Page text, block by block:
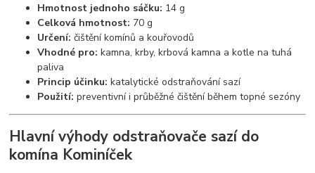
Hmotnost jednoho sáčku: 14 g
Celková hmotnost: 70 g
Určení:čištění komínů a kouřovodů
Vhodné pro: kamna, krby, krbová kamna a kotle na tuhá
paliva
Princip účinku: katalytické odstraňování sazí
Použití: preventivní i průběžné čištění během topné sezóny
Hlavní výhody odstraňovače sazí do
komína Kominíček